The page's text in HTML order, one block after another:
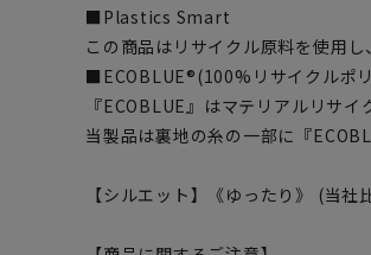
■Plastics Smart
この商品はリサイクル原料を使用
■ECOBLUE®(100%リサイクルポ
『ECOBLUE』はマテリアルリサ
当製品は裏地の糸の一部に『
【シルエット】《ゆったり》 (当社